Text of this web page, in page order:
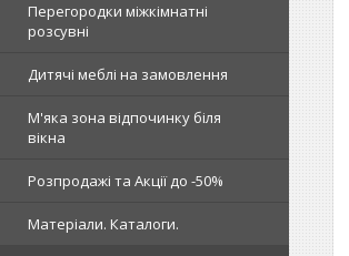
Перегородки міжкімнатні
розсувні
Дитячі меблі на замовлення
М'яка зона відпочинку біля
вікна
Розпродажі та Акції до -50%
Матеріали. Каталоги.